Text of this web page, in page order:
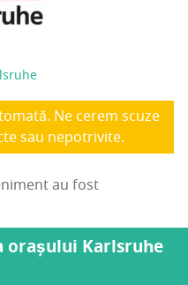
Ne cerem scuze
sau nepotrivite.
au fost
orașului Karlsruhe